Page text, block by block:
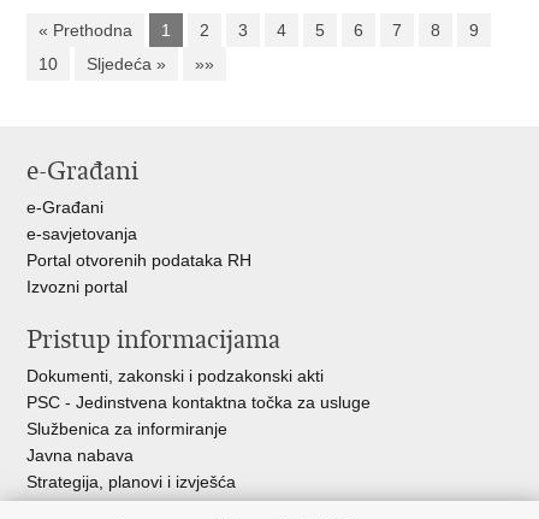
« Prethodna 1 2 3 4 5 6 7 8
9
10
Sljedeća » »»
e-Građani
e-Građani
e-savjetovanja
Portal otvorenih podataka RH
Izvozni portal
Pristup informacijama
Dokumenti, zakonski i podzakonski akti
PSC - Jedinstvena kontaktna točka za usluge
Službenica za informiranje
Javna nabava
Strategija, planovi i izvješća